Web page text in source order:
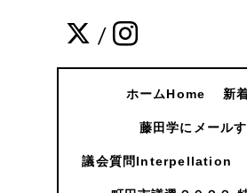
/
ホームHome 新
藤田学にメール
議会質問Interpellation